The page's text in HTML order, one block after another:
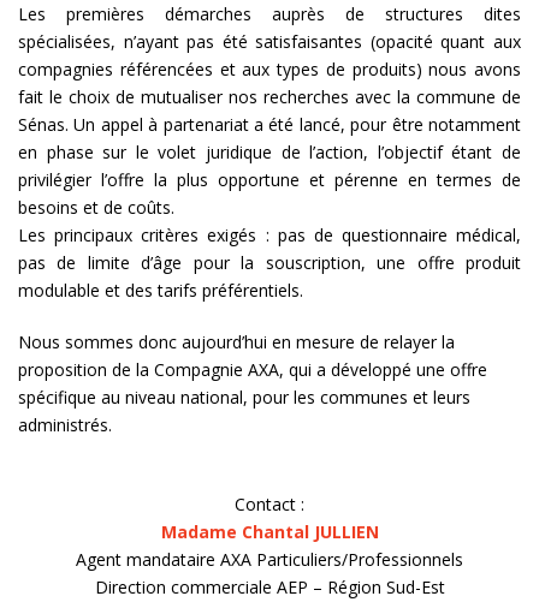
Les premières démarches auprès de structures dites
spécialisées, n’ayant pas été satisfaisantes (opacité quant aux
compagnies référencées et aux types de produits) nous avons
fait le choix de mutualiser nos recherches avec la commune de
Sénas. Un appel à partenariat a été lancé, pour être notamment
en phase sur le volet juridique de l’action, l’objectif étant de
privilégier l’offre la plus opportune et pérenne en termes de
besoins et de coûts.
Les principaux critères exigés : pas de questionnaire médical,
pas de limite d’âge pour la souscription, une offre produit
modulable et des tarifs préférentiels.
Nous sommes donc aujourd’hui en mesure de relayer la
proposition de la Compagnie AXA, qui a développé une offre
spécifique au niveau national, pour les communes et leurs
administrés.
Contact :
Madame Chantal JULLIEN
Agent mandataire AXA Particuliers/Professionnels
Direction commerciale AEP – Région Sud-Est